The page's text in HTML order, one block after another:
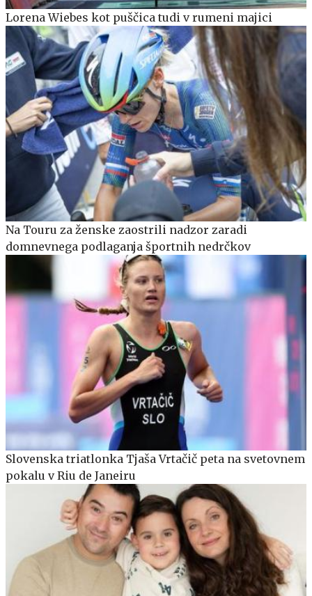
Lorena Wiebes kot puščica tudi v rumeni majici
Na Touru za ženske zaostrili nadzor zaradi
domnevnega podlaganja športnih nedrčkov
Slovenska triatlonka Tjaša Vrtačič peta na svetovnem
pokalu v Riu de Janeiru